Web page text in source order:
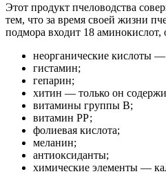
Этот продукт пчеловодства
тем, что за время своей жизни
подмора входит 18
неорганические кислоты
гистамин;
гепарин;
хитин — только он
витамины группы В;
витамин РР;
фолиевая кислота;
меланин;
антиоксиданты;
химические элементы —